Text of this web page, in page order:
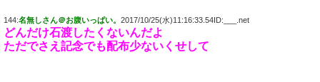
144:名無しさん＠お腹いっぱい。 2017/10/25(水)11:16:33.54ID:___.net
どんだけ石渡したくないんだよ
ただでさえ記念でも配布少ないくせして